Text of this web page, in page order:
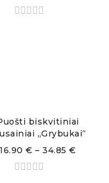
biskvitiniai
„Grybukai“
16.90€ – 34.85€